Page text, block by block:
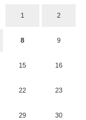
1 2
8 9
15 16
22 23
29 30